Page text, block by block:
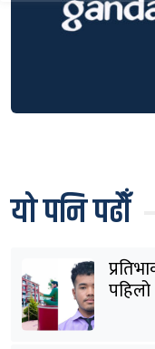
यो पनि पढौँ
पहिलो